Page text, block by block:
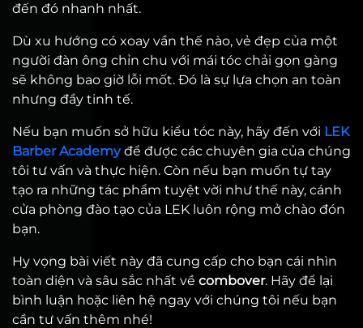
đến đó nhanh nhất.
Dù xu hướng có xoay vần thế nào, vẻ đẹp của một
người đàn ông chỉn chu với mái tóc chải gọn gàng
sẽ không bao giờ lỗi mốt. Đó là sự lựa chọn an toàn
nhưng đầy tinh tế.
Nếu bạn muốn sở hữu kiểu tóc này, hãy đến với LEK
Barber Academyđể được các chuyên gia của chúng
tôi tư vấn và thực hiện. Còn nếu bạn muốn tự tay
tạo ra những tác phẩm tuyệt vời như thế này, cánh
cửa phòng đào tạo của LEK luôn rộng mở chào đón
bạn.
Hy vọng bài viết này đã cung cấp cho bạn cái nhìn
toàn diện và sâu sắc nhất về combover. Hãy để lại
bình luận hoặc liên hệ ngay với chúng tôi nếu bạn
cần tư vấn thêm nhé!